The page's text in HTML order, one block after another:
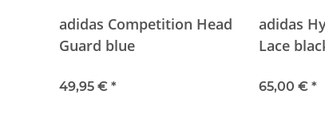
adidas Competition Head
Guard blue
49,95 € *
adidas
Lace
65,00 € *